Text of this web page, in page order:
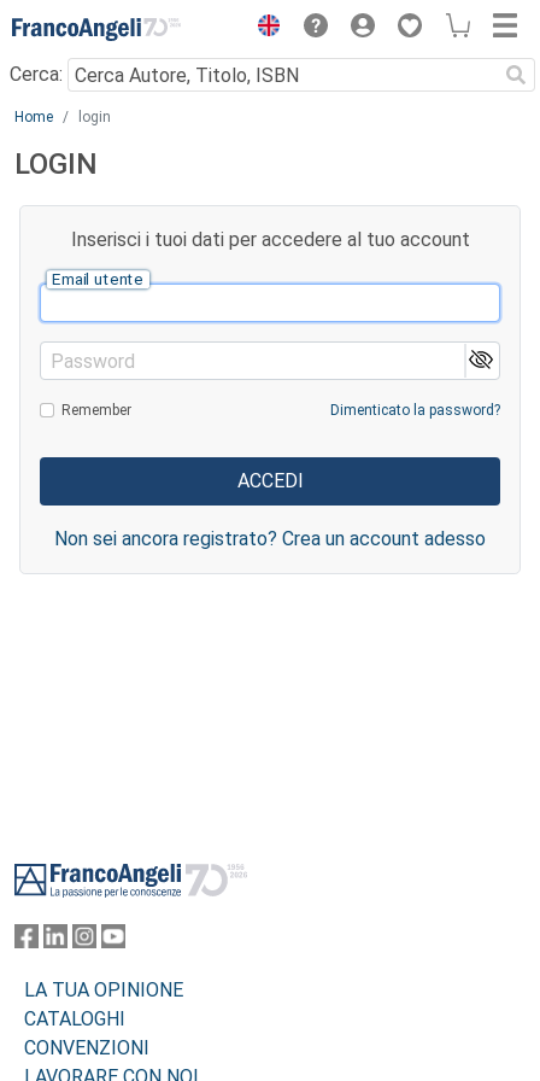
Menu
Cerca:
Main content
Home login
LOGIN
Inserisci i tuoi dati per accedere al tuo account
Email utente
Password
Remember Dimenticato la password?
Non sei ancora registrato? Crea un account adesso
LA TUA OPINIONE
CATALOGHI
CONVENZIONI